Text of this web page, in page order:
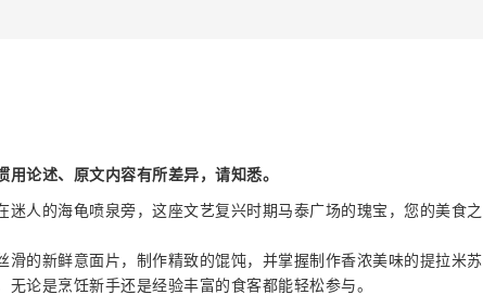
论述、原文内容有所差异，请知悉。
人的海龟喷泉旁，这座文艺复兴时期马泰广场的瑰宝，您的美食之
的新鲜意面片，制作精致的馄饨，并掌握制作香浓美味的提拉米苏
论是烹饪新手还是经验丰富的食客都能轻松参与。